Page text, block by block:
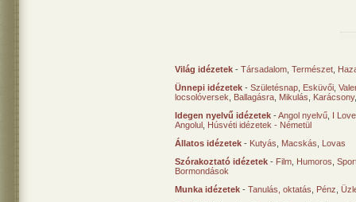
Világ idézetek - Társadalom Természet
Ünnepi idézetek - Születésnap Esküvői
locsolóversek
Ballagásra Mikulás Karácsony
Idegen nyelvű idézetek -Angol nyelvű I
Angolul Húsvéti idézetek - Németül
Állatos idézetek - Kutyás Macskás
Lovas
Szórakoztató idézetek - Film Humoros
Bormondások
Munka idézetek - Tanulás, oktatás Pénz